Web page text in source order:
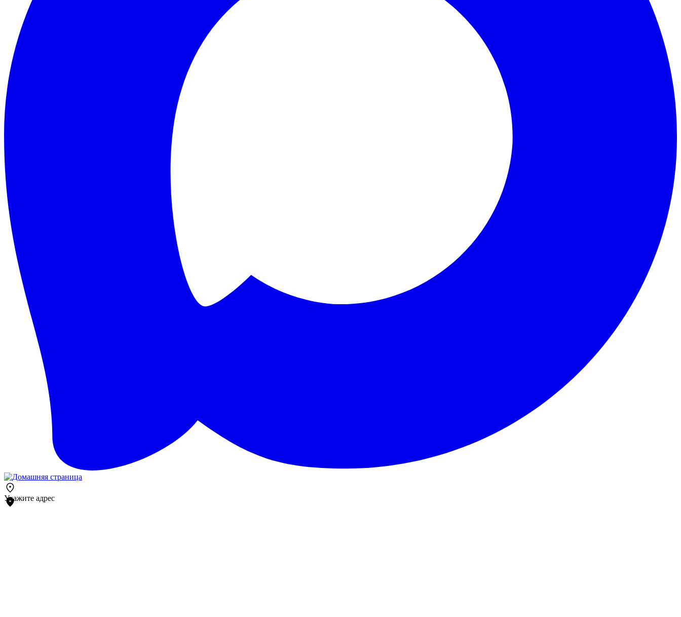
Укажите адрес